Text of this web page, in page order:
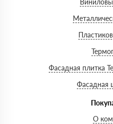
Фасадная плитка
Фасадная
О